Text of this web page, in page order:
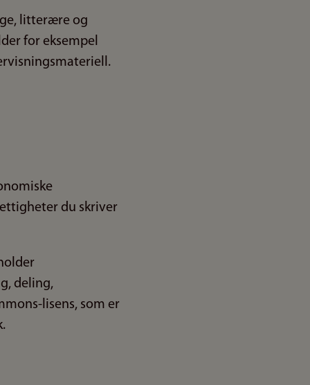
litterære og
for eksempel
du skriver
deling,
lisens, som er